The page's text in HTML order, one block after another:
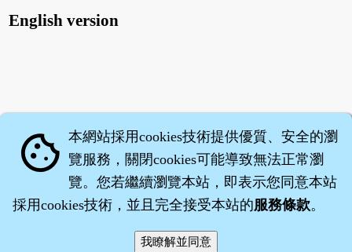
English version
‧沈藥子©2008～2026
cookie 本網站採用cookies技術提供優質、安全的瀏
覽服務，關閉cookies可能導致無法正常瀏
覽。您若繼續瀏覽本站，即表示您同意本站
採用cookies技術，並且完全接受本站的服務條款。